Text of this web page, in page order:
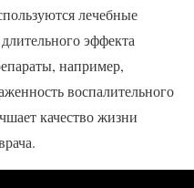
лечебные
эффекта
например,
воспалительного
качество жизни